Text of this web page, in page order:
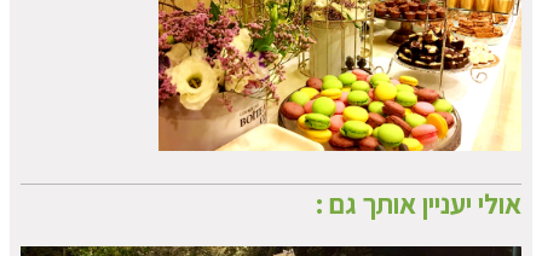
אולי יעניין אותך גם :